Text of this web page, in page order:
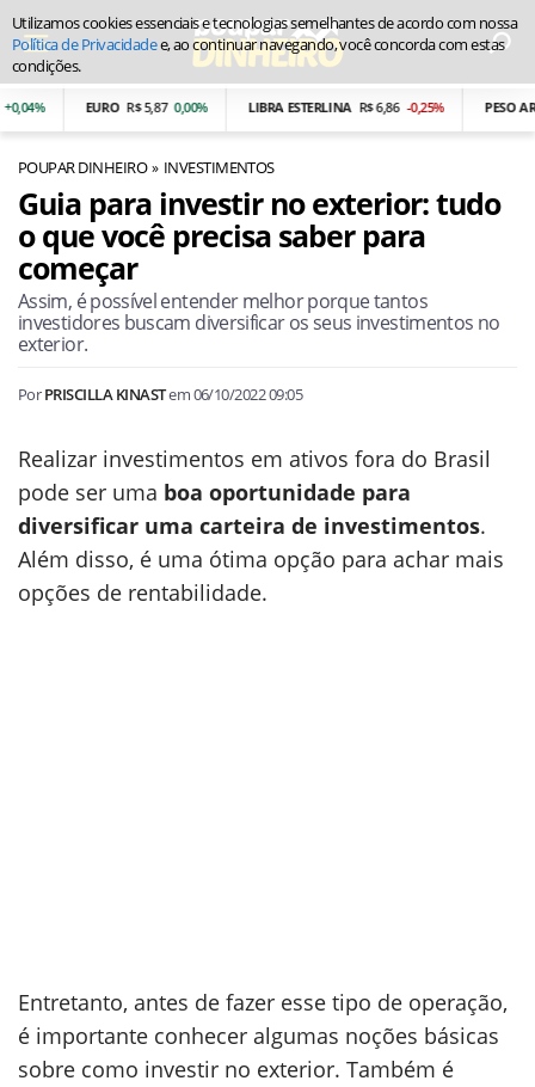
EURO R$ 5,87 0,00% LIBRA ESTERLINA R$ 6,86 -0,25% PESO
POUPAR DINHEIRO INVESTIMENTOS
Guia para investir no exterior: tudo
o que você precisa saber para
começar
Assim, é possível entender melhor porque tantos
investidores buscam diversificar os seus investimentos no
exterior.
PorPRISCILLA KINASTem06/10/2022 09:05
Realizar investimentos em ativos fora do Brasil
pode ser uma boa oportunidade para
diversificar uma carteira de investimentos.
Além disso, é uma ótima opção para achar mais
opções de rentabilidade.
Entretanto, antes de fazer esse tipo de operação,
é importante conhecer algumas noções básicas
sobre como investir no exterior. Também é
Utilizamos cookies essenciais e tecnologias semelhantes de acordo com nossa
Política de Privacidadee, ao continuar navegando, você concorda com estas
condições.